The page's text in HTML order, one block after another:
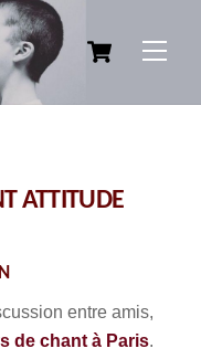
Cart
ATTITUDE
entre amis,
de chant à Paris.